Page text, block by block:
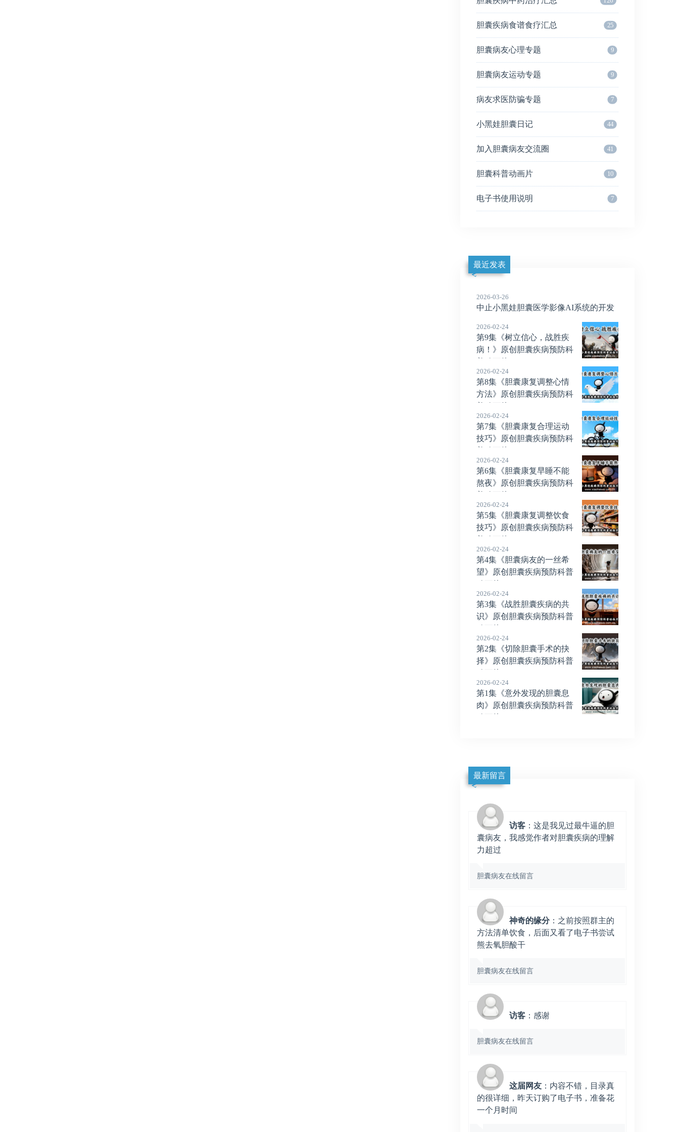
胆囊疾病食谱食疗汇总 25
胆囊病友心理专题 9
胆囊病友运动专题 9
病友求医防骗专题 7
小黑娃胆囊日记 44
加入胆囊病友交流圈 41
胆囊科普动画片 10
电子书使用说明 7
最近发表
2026-03-26
中止小黑娃胆囊医学影像AI系统的开发
2026-02-24
第9集《树立信心，战胜疾
病！》原创胆囊疾病预防科
2026-02-24
第8集《胆囊康复调整心情
方法》原创胆囊疾病预防科
2026-02-24
第7集《胆囊康复合理运动
技巧》原创胆囊疾病预防科
2026-02-24
第6集《胆囊康复早睡不能
熬夜》原创胆囊疾病预防科
2026-02-24
第5集《胆囊康复调整饮食
技巧》原创胆囊疾病预防科
2026-02-24
第4集《胆囊病友的一丝希
望》原创胆囊疾病预防科普
2026-02-24
第3集《战胜胆囊疾病的共
识》原创胆囊疾病预防科普
2026-02-24
第2集《切除胆囊手术的抉
择》原创胆囊疾病预防科普
2026-02-24
第1集《意外发现的胆囊息
肉》原创胆囊疾病预防科普
最新留言
访客 ：这是我见过最牛逼的胆
囊病友，我感觉作者对胆囊疾病的理解
力超过
胆囊病友在线留言
神奇的缘分：之前按照群主的
方法清单饮食，后面又看了电子书尝试
熊去氧胆酸干
胆囊病友在线留言
访客 ：感谢
胆囊病友在线留言
这届网友 ：内容不错，目录真
的很详细，昨天订购了电子书，准备花
一个月时间